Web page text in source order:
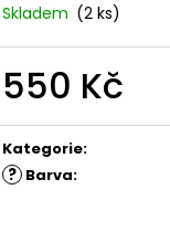
Skladem (2 ks)
550 Kč
cena:
Kategorie:
? Barva: